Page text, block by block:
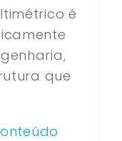
é
que